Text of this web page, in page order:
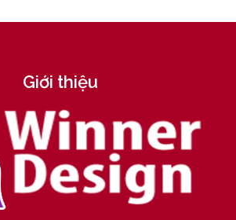
Giới thiệu